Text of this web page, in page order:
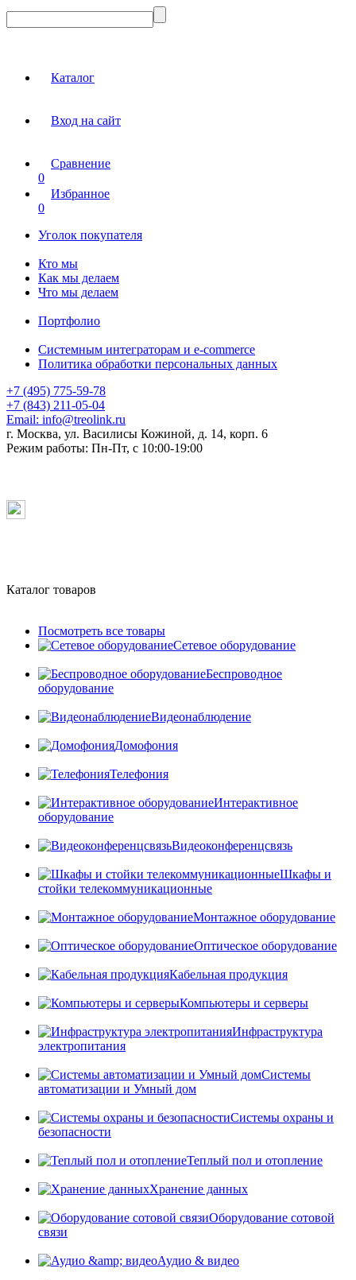
Каталог
Вход на сайт
Сравнение
0
Избранное
0
Уголок покупателя
Кто мы
Как мы делаем
Что мы делаем
Портфолио
Системным интеграторам и e-commerce
Политика обработки персональных данных
+7 (495) 775-59-78
+7 (843) 211-05-04
Email: info@treolink.ru
г. Москва, ул. Василисы Кожиной, д. 14, корп. 6
Режим работы: Пн-Пт, с 10:00-19:00
Каталог товаров
Посмотреть все товары
Сетевое оборудование
Беспроводное
оборудование
Видеонаблюдение
Домофония
Телефония
Интерактивное
оборудование
Видеоконференцсвязь
Шкафы и
стойки телекоммуникационные
Монтажное оборудование
Оптическое оборудование
Кабельная продукция
Компьютеры и серверы
Инфраструктура
электропитания
Системы
автоматизации и Умный дом
Системы охраны и
безопасности
Теплый пол и отопление
Хранение данных
Оборудование сотовой
связи
Аудио & видео